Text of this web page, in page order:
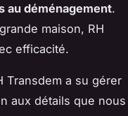
au déménagement.
maison, RH
efficacité.
Transdem a su gérer
aux détails que nous